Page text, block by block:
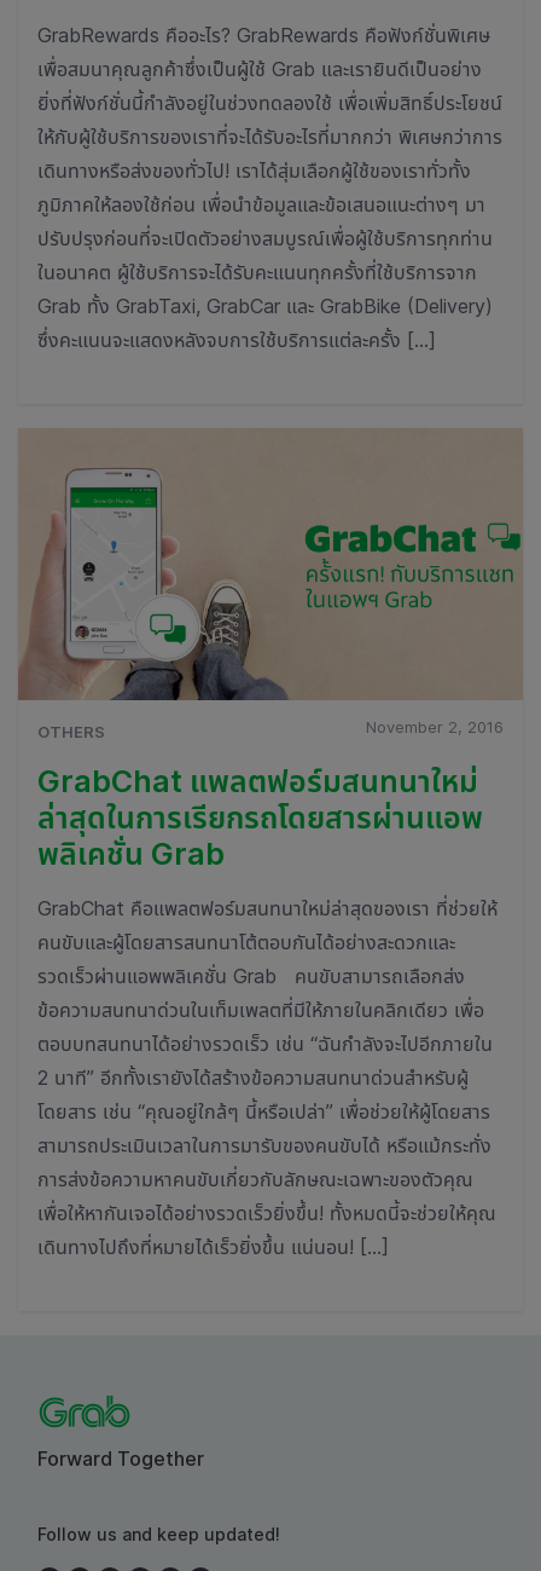
GrabRewards คืออะไร? GrabRewards คือฟังก์ชั่นพิเศษ
เพื่อสมนาคุณลูกค้าซึ่งเป็นผู้ใช้ Grab และเรายินดีเป็นอย่าง
ยิ่งที่ฟังก์ชั่นนี้กำลังอยู่ในช่วงทดลองใช้ เพื่อเพิ่มสิทธิ์ประโยชน์
ให้กับผู้ใช้บริการของเราที่จะได้รับอะไรที่มากกว่า พิเศษกว่าการ
เดินทางหรือส่งของทั่วไป! เราได้สุ่มเลือกผู้ใช้ของเราทั่วทั้ง
ภูมิภาคให้ลองใช้ก่อน เพื่อนำข้อมูลและข้อเสนอแนะต่างๆ มา
ปรับปรุงก่อนที่จะเปิดตัวอย่างสมบูรณ์เพื่อผู้ใช้บริการทุกท่าน
ในอนาคต ผู้ใช้บริการจะได้รับคะแนนทุกครั้งที่ใช้บริการจาก
Grab ทั้ง GrabTaxi, GrabCar และ GrabBike (Delivery)
ซึ่งคะแนนจะแสดงหลังจบการใช้บริการแต่ละครั้ง […]
OTHERS November 2, 2016
GrabChat แพลตฟอร์มสนทนาใหม่
ล่าสุดในการเรียกรถโดยสารผ่านแอพ
พลิเคชั่น Grab
GrabChat คือแพลตฟอร์มสนทนาใหม่ล่าสุดของเรา ที่ช่วยให้
คนขับและผู้โดยสารสนทนาโต้ตอบกันได้อย่างสะดวกและ
รวดเร็วผ่านแอพพลิเคชั่น Grab คนขับสามารถเลือกส่ง
ข้อความสนทนาด่วนในเท็มเพลตที่มีให้ภายในคลิกเดียว เพื่อ
ตอบบทสนทนาได้อย่างรวดเร็ว เช่น “ฉันกำลังจะไปอีกภายใน
2 นาที” อีกทั้งเรายังได้สร้างข้อความสนทนาด่วนสำหรับผู้
โดยสาร เช่น “คุณอยู่ใกล้ๆ นี้หรือเปล่า” เพื่อช่วยให้ผู้โดยสาร
สามารถประเมินเวลาในการมารับของคนขับได้ หรือแม้กระทั่ง
การส่งข้อความหาคนขับเกี่ยวกับลักษณะเฉพาะของตัวคุณ
เพื่อให้หากันเจอได้อย่างรวดเร็วยิ่งขึ้น! ทั้งหมดนี้จะช่วยให้คุณ
เดินทางไปถึงที่หมายได้เร็วยิ่งขึ้น แน่นอน! […]
Forward Together
Follow us and keep updated!